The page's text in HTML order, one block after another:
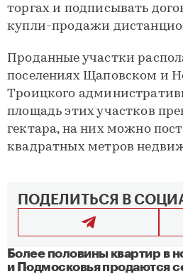
торгах и подписывать
купли-продажи
Проданные участки
поселениях Щаповском и
Троицкого
площадь этих участков
гектара, на них можно
квадратных метров
ПОДЕЛИТЬСЯ В
Более половины квартир в
и Подмосковья продаются